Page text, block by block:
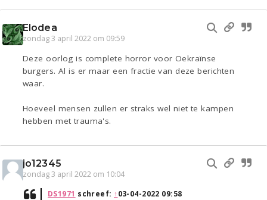
Elodea
zondag 3 april 2022 om 09:59
Deze oorlog is complete horror voor Oekraïnse
burgers. Al is er maar een fractie van deze berichten
waar.
Hoeveel mensen zullen er straks wel niet te kampen
hebben met trauma's.
jo12345
zondag 3 april 2022 om 10:04
DS1971 schreef: ↑03-04-2022 09:58